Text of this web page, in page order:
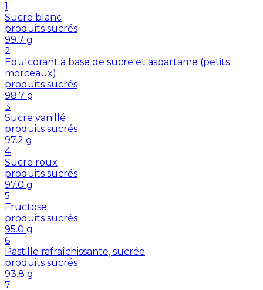
1
Sucre blanc
produits sucrés
99.7 g
2
Edulcorant à base de sucre et aspartame (petits
morceaux)
produits sucrés
98.7 g
3
Sucre vanillé
produits sucrés
97.2 g
4
Sucre roux
produits sucrés
97.0 g
5
Fructose
produits sucrés
95.0 g
6
Pastille rafraîchissante, sucrée
produits sucrés
93.8 g
7